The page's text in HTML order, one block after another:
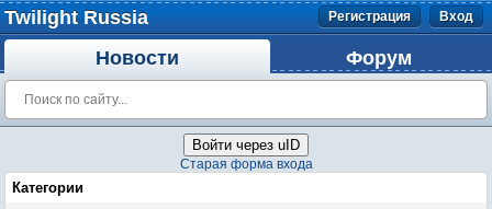
Twilight Russia Регистрация Вход
Новости Форум
Войти через uID
Старая форма входа
Категории